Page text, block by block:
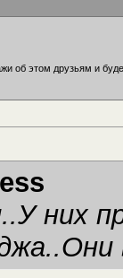
об этом друзьям и
них